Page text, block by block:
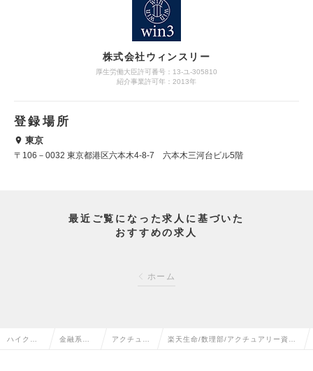
株式会社ウィンスリー
厚生労働大臣許可番号：13-ユ-305810
紹介事業許可年：2013年
登録場所
東京
〒106－0032 東京都港区六本木4-8-7 六本木三河台ビル5階
最近ご覧になった求人に基づいた
おすすめの求人
ホーム
ハイクラ 金融系専 アクチュア 楽天生命/数理部/アクチュアリー資格